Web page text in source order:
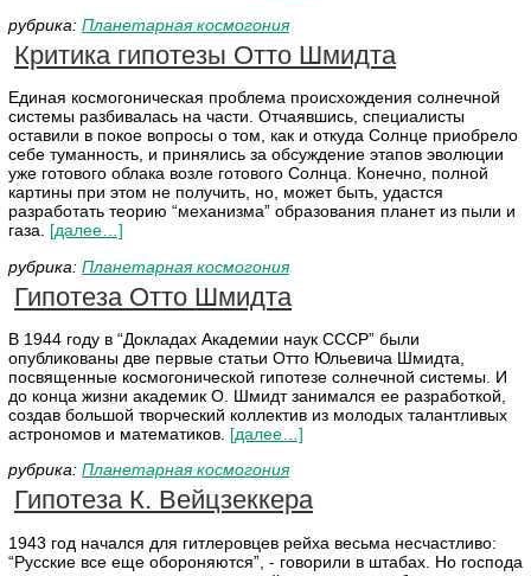
рубрика: Планетарная космогония
Критика гипотезы Отто Шмидта
Единая космогоническая проблема происхождения солнечной
системы разбивалась на части. Отчаявшись, специалисты
оставили в покое вопросы о том, как и откуда Солнце приобрело
себе туманность, и принялись за обсуждение этапов эволюции
уже готового облака возле готового Солнца. Конечно, полной
картины при этом не получить, но, может быть, удастся
разработать теорию “механизма” образования планет из пыли и
газа. [далее…]
рубрика: Планетарная космогония
Гипотеза Отто Шмидта
В 1944 году в “Докладах Академии наук СССР” были
опубликованы две первые статьи Отто Юльевича Шмидта,
посвященные космогонической гипотезе солнечной системы. И
до конца жизни академик О. Шмидт занимался ее разработкой,
создав большой творческий коллектив из молодых талантливых
астрономов и математиков. [далее…]
рубрика: Планетарная космогония
Гипотеза К. Вейцзеккера
1943 год начался для гитлеровцев рейха весьма несчастливо:
“Русские все еще обороняются”, - говорили в штабах. Но господа